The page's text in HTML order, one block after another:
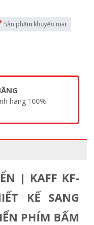
Sản phẩm khuyến mãi
hãng 100%
| KAFF KF-
KẾ SANG
PHÍM BẤM